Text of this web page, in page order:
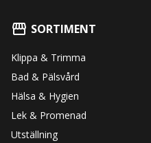
SORTIMENT
Klippa & Trimma
Bad & Pälsvård
Hälsa & Hygien
Lek & Promenad
Utställning